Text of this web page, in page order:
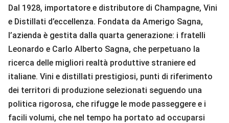
Dal 1928, importatore e distributore di Champagne, Vini
e Distillati d’eccellenza. Fondata da Amerigo Sagna,
l’azienda è gestita dalla quarta generazione: i fratelli
Leonardo e Carlo Alberto Sagna, che perpetuano la
ricerca delle migliori realtà produttive straniere ed
italiane. Vini e distillati prestigiosi, punti di riferimento
dei territori di produzione selezionati seguendo una
politica rigorosa, che rifugge le mode passeggere e i
facili volumi, che nel tempo ha portato ad occuparsi